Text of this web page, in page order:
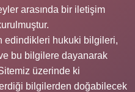
arasında bir iletişim
edindikleri hukuki bilgileri,
bu bilgilere dayanarak
üzerinde ki
bilgilerden doğabilecek